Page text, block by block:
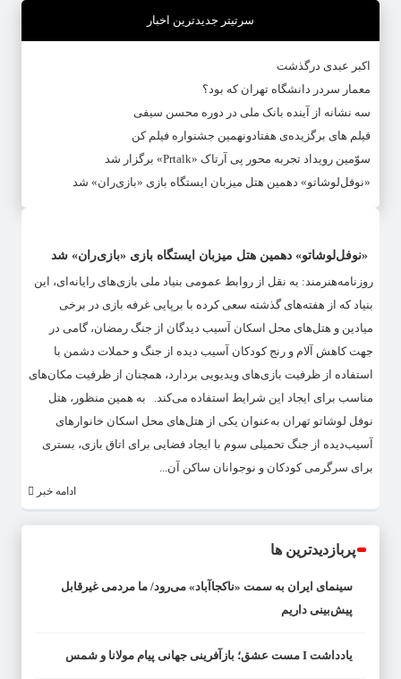
سرتیتر جدیدترین اخبار
اکبر عبدی درگذشت
معمار سردر دانشگاه تهران که بود؟
سه نشانه از آینده بانک ملی در دوره محسن سیفی
فیلم های برگزیده‌ی هفتادونهمین جشنواره فیلم کن
سوّمین رویداد تجربه محور پی آرتاک «Prtalk» برگزار شد
«نوفل‌لوشاتو» دهمین هتل میزبان ایستگاه بازی «بازی‌ران» شد
«نوفل‌لوشاتو» دهمین هتل میزبان ایستگاه بازی «بازی‌ران» شد
روزنامه‌هنرمند: به نقل از روابط عمومی بنیاد ملی بازی‌های رایانه‌ای، این
بنیاد که از هفته‌های گذشته سعی کرده با برپایی غرفه بازی در برخی
میادین و هتل‌های محل اسکان آسیب دیدگان از جنگ رمضان، گامی در
جهت کاهش آلام و رنج کودکان آسیب دیده از جنگ و حملات دشمن با
استفاده از ظرفیت بازی‌های ویدیویی بردارد، همچنان از ظرفیت مکان‌های
مناسب برای ایجاد این شرایط استفاده می‌کند. به همین منظور، هتل
نوفل لوشاتو تهران به‌عنوان یکی از هتل‌های محل اسکان خانوارهای
آسیب‌دیده از جنگ تحمیلی سوم با ایجاد فضایی برای اتاق بازی، بستری
برای سرگرمی کودکان و نوجوانان ساکن آن...
ادامه خبر
پربازدیدترین ها
سینمای ایران به سمت «ناکجاآباد» می‌رود/ ما مردمی غیرقابل
پیش‌بینی داریم
یادداشت I مست عشق؛ بازآفرینی جهانی پیام مولانا و شمس